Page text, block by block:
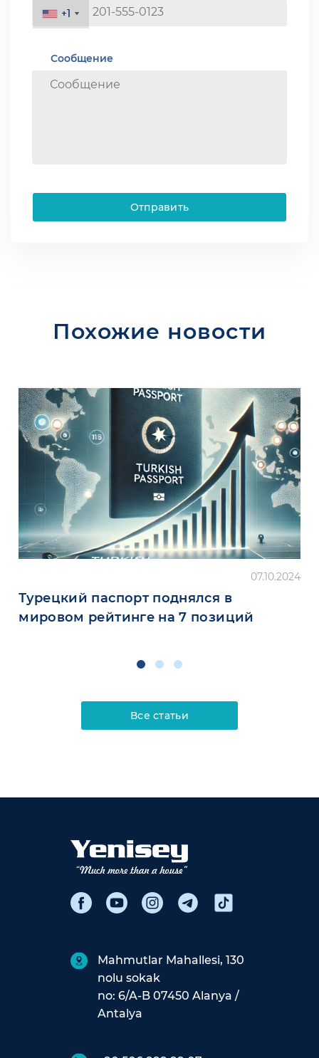
+1
+1
Сообщение
Отправить
Похожие новости
07.10.2024
Турецкий паспорт поднялся в
мировом рейтинге на 7 позиций
Все статьи
Mahmutlar Mahallesi, 130
nolu sokak
no: 6/A-B 07450 Alanya /
Antalya